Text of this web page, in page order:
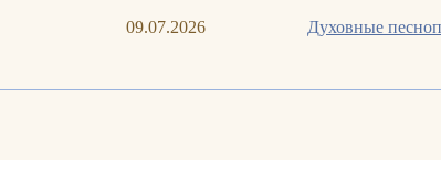
09.07.2026 Духовные